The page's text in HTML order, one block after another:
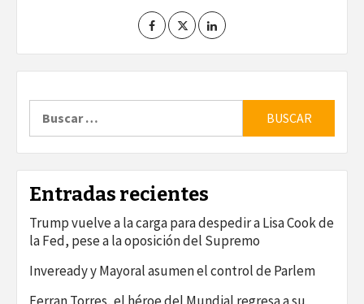
Entradas recientes
Trump vuelve a la carga para despedir a Lisa Cook de
la Fed, pese a la oposición del Supremo
Inveready y Mayoral asumen el control de Parlem